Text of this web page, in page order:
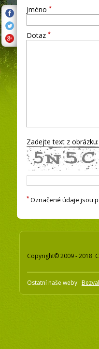
Jméno *
Dotaz *
Zadejte text z obrázku:
* Označené údaje jsou
Copyright© 2009 - 2018
Ostatní naše weby: